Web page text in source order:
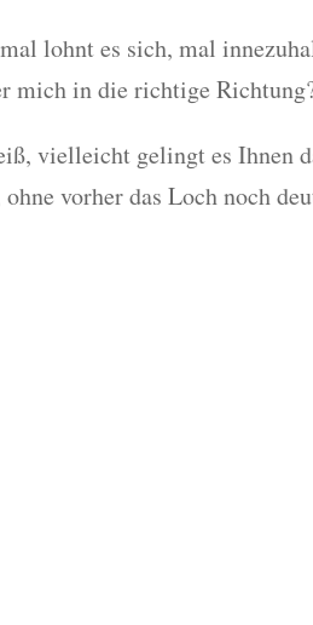
lohnt es sich, mal
mich in die richtige
vielleicht gelingt es Ihnen
ohne vorher das Loch noch